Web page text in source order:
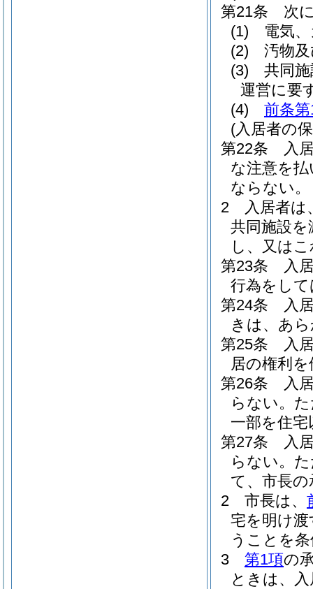
第21条
次
(1)
電気
(2)
汚物
(3)
共同
運営に要
(4)
前条
(入居者の
第22条
入
な注意を
ならない。
2
入居者
共同施設
し、又は
第23条
入
行為をし
第24条
入
きは、あ
第25条
入
居の権利
第26条
入
らない。
一部を住
第27条
入
らない。
て、市長
2
市長は、
宅を明け
うことを
3
第1項の
ときは、